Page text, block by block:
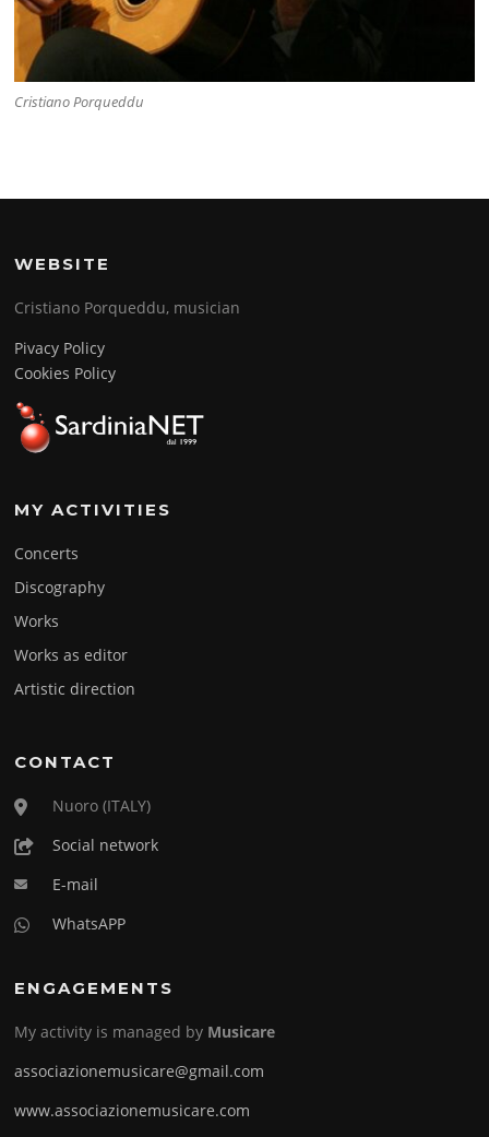
Cristiano Porqueddu
WEBSITE
Cristiano Porqueddu, musician
Pivacy Policy
Cookies Policy
MY ACTIVITIES
Concerts
Discography
Works
Works as editor
Artistic direction
CONTACT
Nuoro (ITALY)
Social network
E-mail
WhatsAPP
ENGAGEMENTS
My activity is managed by Musicare
associazionemusicare@gmail.com
www.associazionemusicare.com